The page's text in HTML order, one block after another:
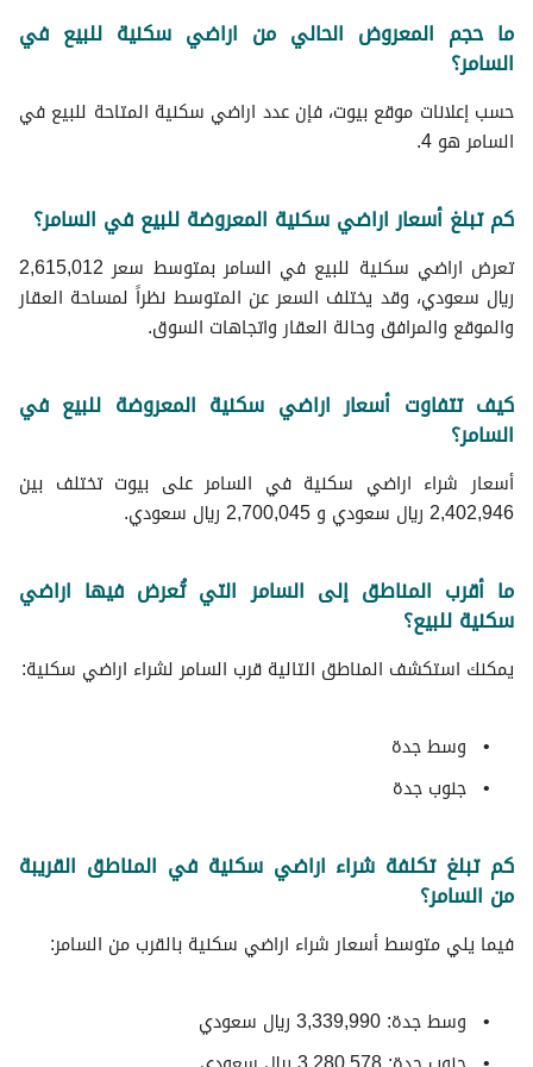
ما حجم المعروض الحالي من اراضي سكنية للبيع في
السامر؟
حسب إعلانات موقع بيوت، فإن عدد اراضي سكنية المتاحة للبيع في
السامر هو 4.
كم تبلغ أسعار اراضي سكنية المعروضة للبيع في السامر؟
تعرض اراضي سكنية للبيع في السامر بمتوسط سعر 2,615,012
ريال سعودي، وقد يختلف السعر عن المتوسط نظراً لمساحة العقار
والموقع والمرافق وحالة العقار واتجاهات السوق.
كيف تتفاوت أسعار اراضي سكنية المعروضة للبيع في
السامر؟
أسعار شراء اراضي سكنية في السامر على بيوت تختلف بين
2,402,946 ريال سعودي و 2,700,045 ريال سعودي.
ما أقرب المناطق إلى السامر التي تُعرض فيها اراضي
سكنية للبيع؟
يمكنك استكشف المناطق التالية قرب السامر لشراء اراضي سكنية:
وسط جدة
جنوب جدة
كم تبلغ تكلفة شراء اراضي سكنية في المناطق القريبة
من السامر؟
فيما يلي متوسط ​​أسعار شراء اراضي سكنية بالقرب من السامر:
وسط جدة: 3,339,990 ريال سعودي